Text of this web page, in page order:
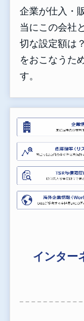
企業が仕入・
当にこの会社
切な設定額は
をおこなうた
す。
インター